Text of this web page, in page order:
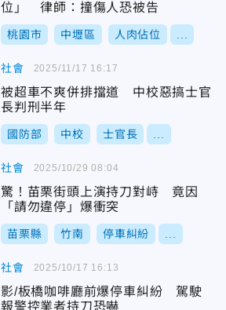
位」 律師：撞傷人恐被告
桃園市 中壢區 人肉佔位
社會
被超車不爽併排擋道 中校惡搞士官
長判刑半年
國防部 中校 士官長
2025/11/17 16:17
社會
驚！苗栗街頭上演持刀對峙 竟因
「請勿違停」爆衝突
苗栗縣 竹南 停車糾紛
2025/10/29 08:04
社會
影/板橋咖啡廳前爆停車糾紛 駕駛
報警控業者持刀恐嚇
2025/10/17 16:13